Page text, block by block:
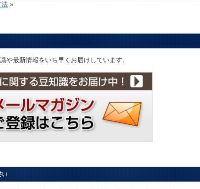
法 »
や最新情報をいち早くお届けしています。